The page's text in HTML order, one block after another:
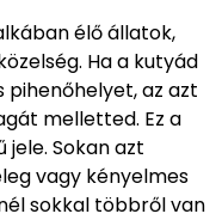
élő állatok,
Ha a kutyád
pihenőhelyet, az azt
melletted. Ez a
Sokan azt
vagy kényelmes
sokkal többről van